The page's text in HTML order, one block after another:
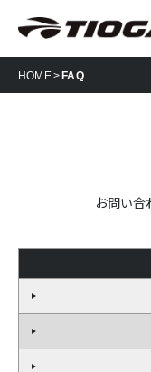
HOME FAQ
お問い合